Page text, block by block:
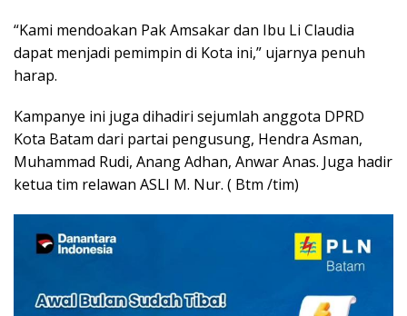
“Kami mendoakan Pak Amsakar dan Ibu Li Claudia
dapat menjadi pemimpin di Kota ini,” ujarnya penuh
harap.
Kampanye ini juga dihadiri sejumlah anggota DPRD
Kota Batam dari partai pengusung, Hendra Asman,
Muhammad Rudi, Anang Adhan, Anwar Anas. Juga hadir
ketua tim relawan ASLI M. Nur. ( Btm /tim)